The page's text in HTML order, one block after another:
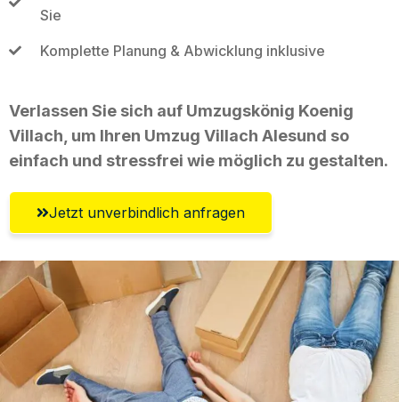
Sie
Komplette Planung & Abwicklung inklusive
Verlassen Sie sich auf Umzugskönig Koenig
Villach, um Ihren Umzug Villach Alesund so
einfach und stressfrei wie möglich zu gestalten.
Jetzt unverbindlich anfragen